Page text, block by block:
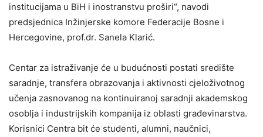
institucijama u BiH i inostranstvu proširi“, navodi
predsjednica Inžinjerske komore Federacije Bosne i
Hercegovine, prof.dr. Sanela Klarić.
Centar za istraživanje će u budućnosti postati središte
saradnje, transfera obrazovanja i aktivnosti cjeloživotnog
učenja zasnovanog na kontinuiranoj saradnji akademskog
osoblja i industrijskih kompanija iz oblasti građevinarstva.
Korisnici Centra bit će studenti, alumni, naučnici,